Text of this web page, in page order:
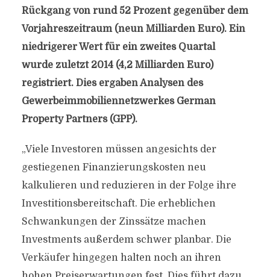
Rückgang von rund 52 Prozent gegenüber dem
Vorjahreszeitraum (neun Milliarden Euro). Ein
niedrigerer Wert für ein zweites Quartal
wurde zuletzt 2014 (4,2 Milliarden Euro)
registriert. Dies ergaben Analysen des
Gewerbeimmobiliennetzwerkes German
Property Partners (GPP).
„Viele Investoren müssen angesichts der
gestiegenen Finanzierungskosten neu
kalkulieren und reduzieren in der Folge ihre
Investitionsbereitschaft. Die erheblichen
Schwankungen der Zinssätze machen
Investments außerdem schwer planbar. Die
Verkäufer hingegen halten noch an ihren